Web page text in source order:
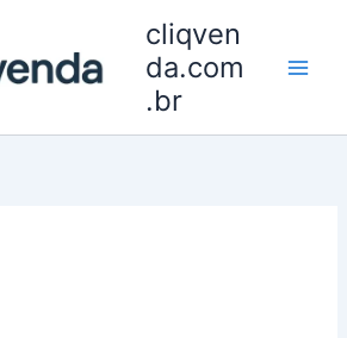
cliqven
da.com
.br